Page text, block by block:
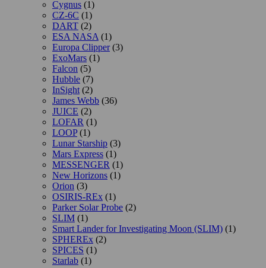
Cygnus (1)
CZ-6C (1)
DART (2)
ESA NASA (1)
Europa Clipper(3)
ExoMars (1)
Falcon (5)
Hubble (7)
InSight (2)
James Webb (36)
JUICE (2)
LOFAR (1)
LOOP(1)
Lunar Starship (3)
Mars Express (1)
MESSENGER (1)
New Horizons (1)
Orion (3)
OSIRIS-REx (1)
Parker Solar Probe (2)
SLIM (1)
Smart Lander for Investigating Moon (SLIM) (1)
SPHEREx (2)
SPICES (1)
Starlab (1)